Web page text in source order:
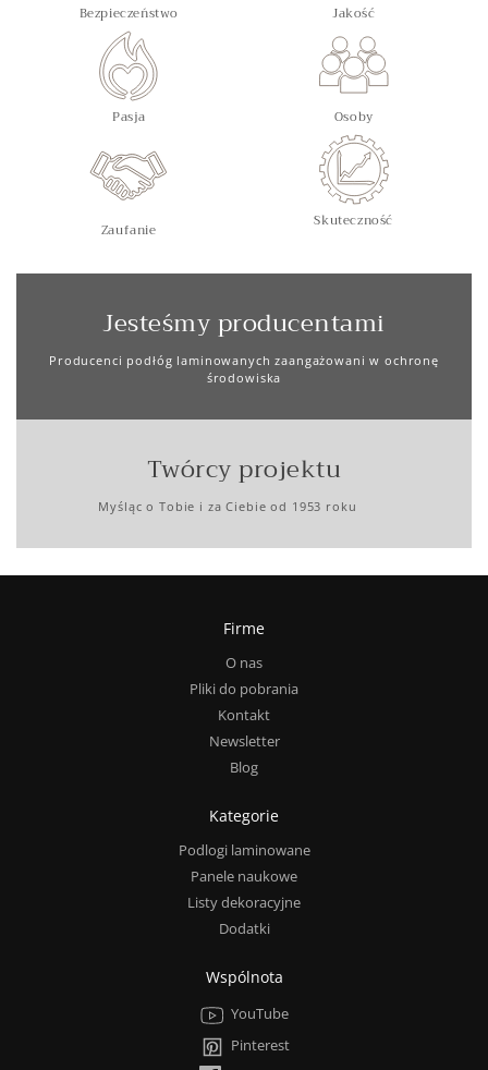
Bezpieczeństwo Jakość
Pasja Osoby
Zaufanie Skuteczność
Jesteśmy producentami
Producenci podłóg laminowanych zaangażowani w ochronę
środowiska
Twórcy projektu
Myśląc o Tobie i za Ciebie od 1953 roku
Firme
O nas
Pliki do pobrania
Kontakt
Newsletter
Blog
Kategorie
Podlogi laminowane
Panele naukowe
Listy dekoracyjne
Dodatki
Wspólnota
YouTube
Pinterest